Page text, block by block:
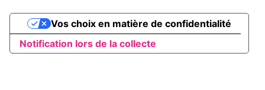
Notification lors de la collecte
Vos choix en matière de confidentialité